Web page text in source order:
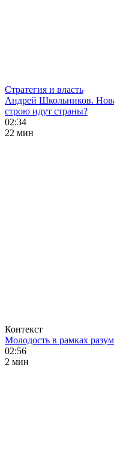
Стратегия и власть
Андрей Школьников.
строю идут страны?
02:34
22 мин
Контекст
Молодость в рамках
02:56
2 мин